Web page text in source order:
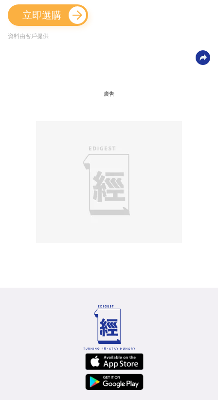
立即選購
資料由客戶提供
廣告